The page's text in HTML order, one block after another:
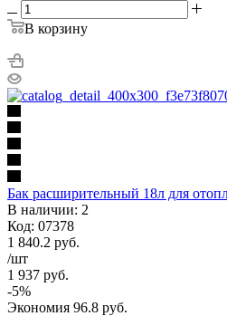
В корзину
Бак расширительный 18л для
В наличии: 2
Код: 07378
1 840.2 руб.
/шт
1 937 руб.
-5%
Экономия 96.8 руб.